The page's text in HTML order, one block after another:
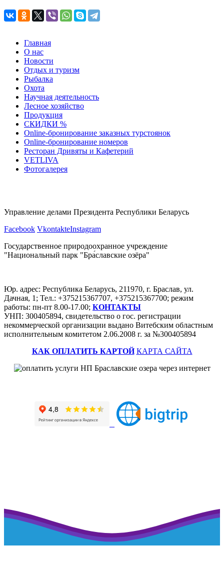
Главная
О нас
Новости
Отдых и туризм
Рыбалка
Охота
Научная деятельность
Лесное хозяйство
Продукция
СКИДКИ %
Оnline-бронирование заказных турстоянок
Оnline-бронирование номеров
Ресторан Дривяты и Кафетерий
VETLIVA
Фотогалерея
Управление делами Президента Республики Беларусь
Facebook VkontakteInstagram
Государственное природоохранное учреждение
"Национальный парк "Бра́славские озёра"
Юр. адрес: Республика Беларусь, 211970, г. Браслав, ул.
Дачная, 1; Тел.: +375215367707, +375215367700; режим
работы: пн-пт 8.00-17.00; КОНТАКТЫ
УНП: 300405894, свидетельство о гос. регистрации
некоммерческой организации выдано Витебским областным
исполнительным комитетом 2.06.2008 г. за №300405894
КАК ОПЛАТИТЬ КАРТОЙ КАРТА САЙТА